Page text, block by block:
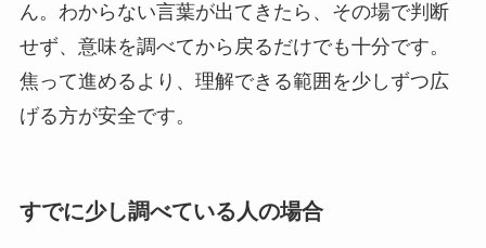
ん。わからない言葉が出てきたら、その場で判断
せず、意味を調べてから戻るだけでも十分です。
焦って進めるより、理解できる範囲を少しずつ広
げる方が安全です。
すでに少し調べている人の場合